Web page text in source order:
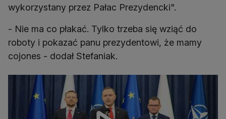
wykorzystany przez Pałac Prezydencki".
- Nie ma co płakać. Tylko trzeba się wziąć do
roboty i pokazać panu prezydentowi, że mamy
cojones - dodał Stefaniak.